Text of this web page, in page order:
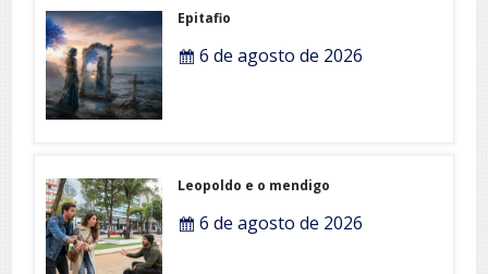
Epitafio
6 de agosto de 2026
Leopoldo e o mendigo
6 de agosto de 2026